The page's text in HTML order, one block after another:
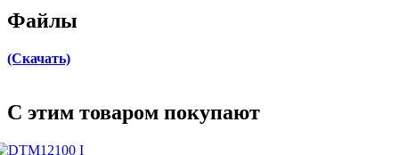
Файлы
(Скачать)
C этим товаром покупают